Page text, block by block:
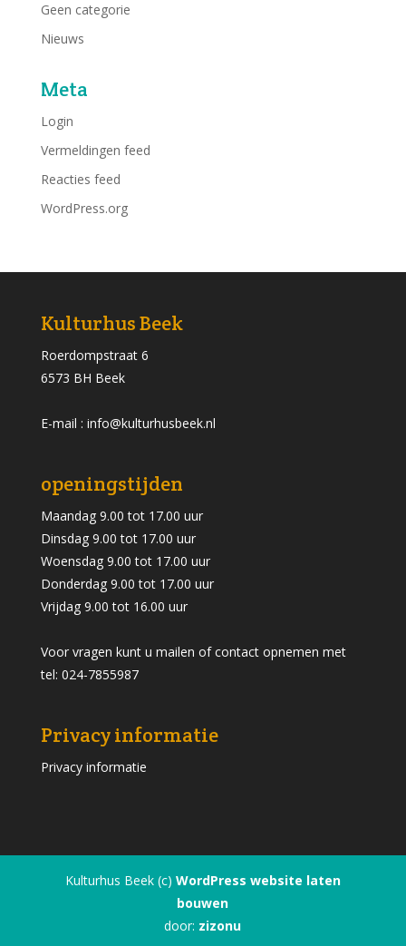
Geen categorie
Nieuws
Meta
Login
Vermeldingen feed
Reacties feed
WordPress.org
Kulturhus Beek
Roerdompstraat 6
6573 BH Beek
E-mail : info@kulturhusbeek.nl
openingstijden
Maandag 9.00 tot 17.00 uur
Dinsdag 9.00 tot 17.00 uur
Woensdag 9.00 tot 17.00 uur
Donderdag 9.00 tot 17.00 uur
Vrijdag 9.00 tot 16.00 uur
Voor vragen kunt u mailen of contact opnemen met
tel: 024-7855987
Privacy informatie
Privacy informatie
Kulturhus Beek (c) WordPress website laten
bouwen
door: zizonu